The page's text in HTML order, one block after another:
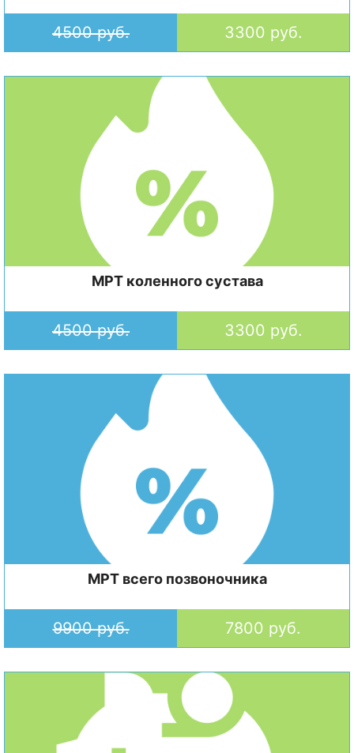
4500 руб. 3300 руб.
МРТ коленного сустава
4500 руб. 3300 руб.
МРТ всего позвоночника
9900 руб. 7800 руб.